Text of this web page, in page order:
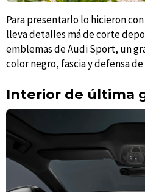
Para presentarlo lo hicieron
lleva detalles má de corte
emblemas de Audi Sport, un
color negro, fascia y defensa
Interior de última